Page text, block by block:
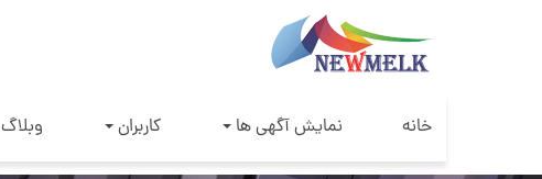
خانه نمایش آگهی ها کاربران وبلاگ